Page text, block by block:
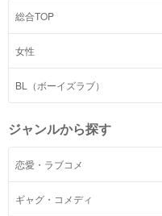
総合TOP
女性
BL（ボーイズラブ）
ジャンルから探す
恋愛・ラブコメ
ギャグ・コメディ